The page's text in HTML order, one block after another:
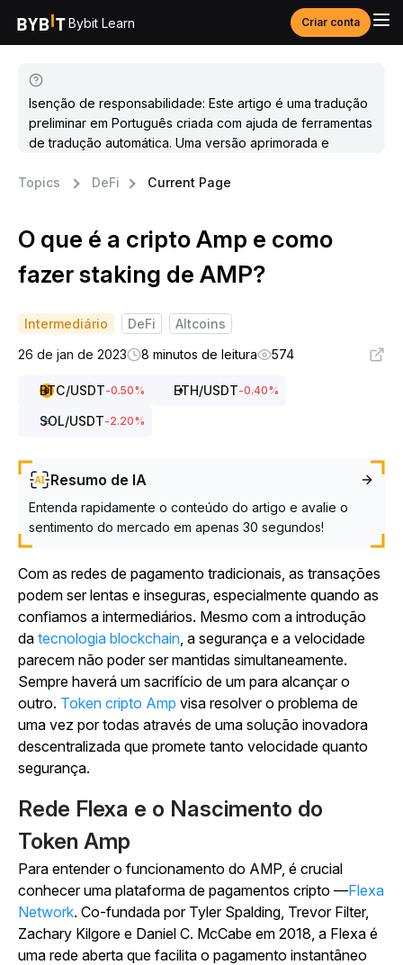
Bybit Learn Criar conta
Isenção de responsabilidade: Este artigo é uma tradução
preliminar em Português criada com ajuda de ferramentas
de tradução automática. Uma versão aprimorada e
Topics
DeFi Current Page
O que é a cripto Amp e como
fazer staking de AMP?
Intermediário DeFi
Altcoins
26 de jan de 2023
8 minutos de leitura 574
BTC/USDT-0.50% ETH/USDT-0.40%
SOL/USDT-2.20%
Resumo de IA
Entenda rapidamente o conteúdo do artigo e avalie o
sentimento do mercado em apenas 30 segundos!
Com as redes de pagamento tradicionais, as transações
podem ser lentas e inseguras, especialmente quando as
confiamos a intermediários. Mesmo com a introdução
da tecnologia blockchain, a segurança e a velocidade
parecem não poder ser mantidas simultaneamente.
Sempre haverá um sacrifício de um para alcançar o
outro. Token cripto Amp visa resolver o problema de
uma vez por todas através de uma solução inovadora
descentralizada que promete tanto velocidade quanto
segurança.
Rede Flexa e o Nascimento do
Token Amp
Para entender o funcionamento do AMP, é crucial
conhecer uma plataforma de pagamentos cripto —Flexa
Network. Co-fundada por Tyler Spalding, Trevor Filter,
Zachary Kilgore e Daniel C. McCabe em 2018, a Flexa é
uma rede aberta que facilita o pagamento instantâneo